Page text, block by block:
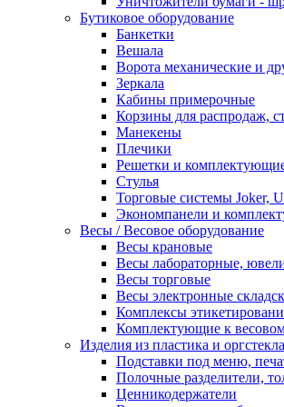
Бутиковое оборудование
Банкетки
Вешала
Ворота механические и
Зеркала
Кабины примерочные
Корзины для распродаж,
Манекены
Плечики
Решетки и
Стулья
Торговые системы Joker,
Экономпанели и
Весы / Весовое оборудование
Весы крановые
Весы лабораторные,
Весы торговые
Весы электронные
Комплексы
Комплектующие к
Изделия из пластика и оргстекла
Подставки под меню,
Полочные разделители,
Ценникодержатели